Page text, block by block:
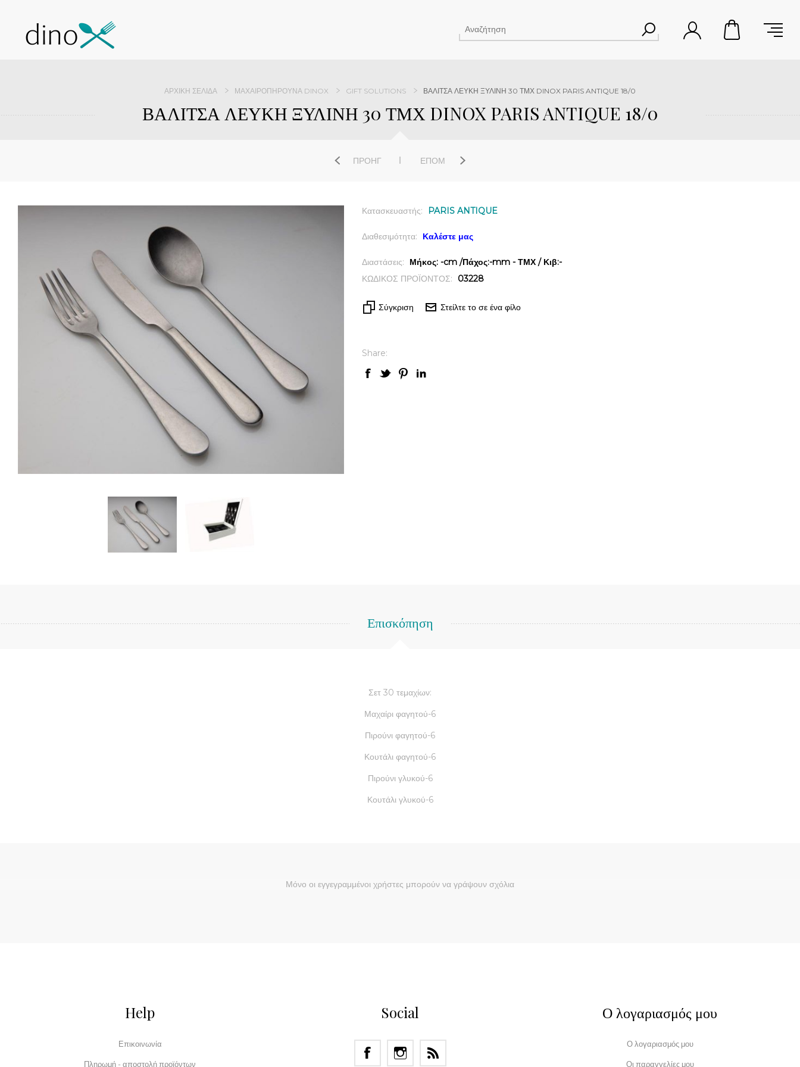
ΑΡΧΙΚΉ ΣΕΛΊΔΑ ΜΑΧΑΙΡΟΠΉΡΟΥΝΑ DINOX GIFT SOLUTIONS ΒΑΛΙΤΣΑ ΛΕΥΚΗ ΞΥΛΙΝΗ 30 ΤΜΧ DINOX PARIS ANTIQUE 18/0
ΒΑΛΙΤΣΑ ΛΕΥΚΗ ΞΥΛΙΝΗ 30 ΤΜΧ DINOX PARIS ANTIQUE 18/0
ΠΡΟΗΓ ΕΠΌΜ
Κατασκευαστής: PARIS ANTIQUE
Διαθεσιμότητα: Καλέστε μας
Διαστάσεις:
Μήκος: -cm /Πάχος:-mm - ΤΜΧ / Κιβ:-
ΚΩΔΙΚΟΣ ΠΡΟΪΟΝΤΟΣ:
03228
Σύγκριση Στείλτε το σε ένα φίλο
Share:
Επισκόπηση
Σετ 30 τεμαχίων:
Μαχαίρι φαγητού-6
Πιρούνι φαγητού-6
Κουτάλι φαγητού-6
Πιρούνι γλυκού-6
Κουτάλι γλυκού-6
Μόνο οι εγγεγραμμένοι χρήστες μπορούν να γράψουν σχόλια
Help
Επικοινωνία
Πληρωμή - αποστολή προϊόντων
Social Ο λογαριασμός μου
Ο λογαριασμός μου
Οι παραγγελίες μου